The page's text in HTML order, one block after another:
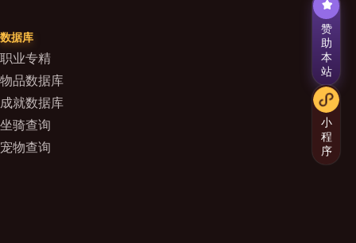
数据库
职业专精
物品数据库
成就数据库
坐骑查询
宠物查询
赞
助
本
站
小
程
序